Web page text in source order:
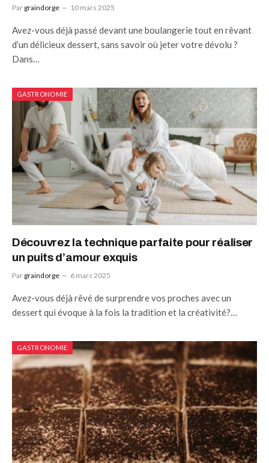
Par graindorge 10 mars 2025
Avez-vous déjà passé devant une boulangerie tout en rêvant
d’un délicieux dessert, sans savoir où jeter votre dévolu ?
Dans…
GASTRONOMIE
Découvrez la technique parfaite pour réaliser
un puits d’amour exquis
Par graindorge 6 mars 2025
Avez-vous déjà rêvé de surprendre vos proches avec un
dessert qui évoque à la fois la tradition et la créativité?…
GASTRONOMIE